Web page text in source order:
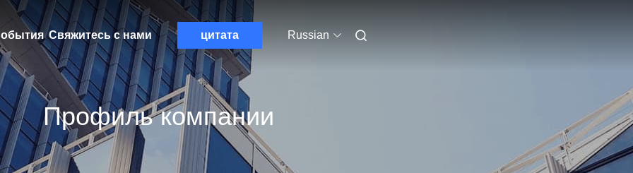
Свяжитесь с нами цитата Russian
Профиль компании